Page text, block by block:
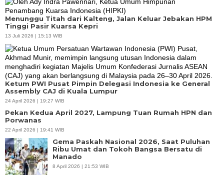
Menunggu Titah dari Kalteng, Jalan Keluar Jebakan HPM
Tinggi Pasir Kuarsa Kepri
13 Juli 2026 | 15:13 WIB
Ketum PWI Pusat Pimpin Delegasi Indonesia ke General
Assembly CAJ di Kuala Lumpur
24 April 2026 | 19:27 WIB
Pekan Kedua April 2027, Lampung Tuan Rumah HPN dan
Porwanas
22 April 2026 | 19:41 WIB
Gema Paskah Nasional 2026, Saat Puluhan
Ribu Umat dan Tokoh Bangsa Bersatu di
Manado
8 April 2026 | 21:53 WIB